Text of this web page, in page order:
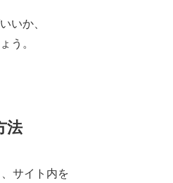
いか、
う。
法
サイト内を